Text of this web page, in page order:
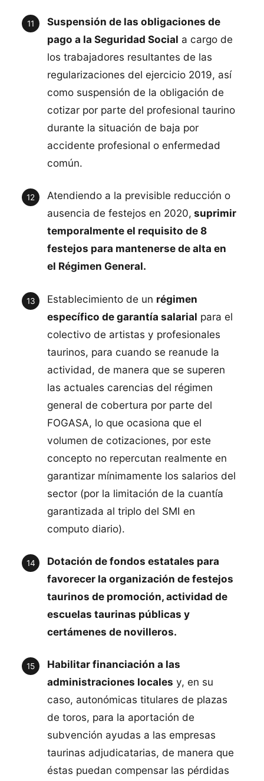
Suspensión de las obligaciones de
pago a la Seguridad Social a cargo de
los trabajadores resultantes de las
regularizaciones del ejercicio 2019, así
como suspensión de la obligación de
cotizar por parte del profesional taurino
durante la situación de baja por
accidente profesional o enfermedad
común.
Atendiendo a la previsible reducción o
ausencia de festejos en 2020, suprimir
temporalmente el requisito de 8
festejos para mantenerse de alta en
el Régimen General.
Establecimiento de un régimen
específico de garantía salarial para el
colectivo de artistas y profesionales
taurinos, para cuando se reanude la
actividad, de manera que se superen
las actuales carencias del régimen
general de cobertura por parte del
FOGASA, lo que ocasiona que el
volumen de cotizaciones, por este
concepto no repercutan realmente en
garantizar mínimamente los salarios del
sector (por la limitación de la cuantía
garantizada al triplo del SMI en
computo diario).
Dotación de fondos estatales para
favorecer la organización de festejos
taurinos de promoción, actividad de
escuelas taurinas públicas y
certámenes de novilleros.
Habilitar financiación a las
administraciones locales y, en su
caso, autonómicas titulares de plazas
de toros, para la aportación de
subvención ayudas a las empresas
taurinas adjudicatarias, de manera que
éstas puedan compensar las pérdidas